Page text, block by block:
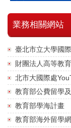
業務相關網站
臺北市立大學國
財團法人高等教
北市大國際處
教育部公費留學
教育部學海計畫
教育部海外留學網